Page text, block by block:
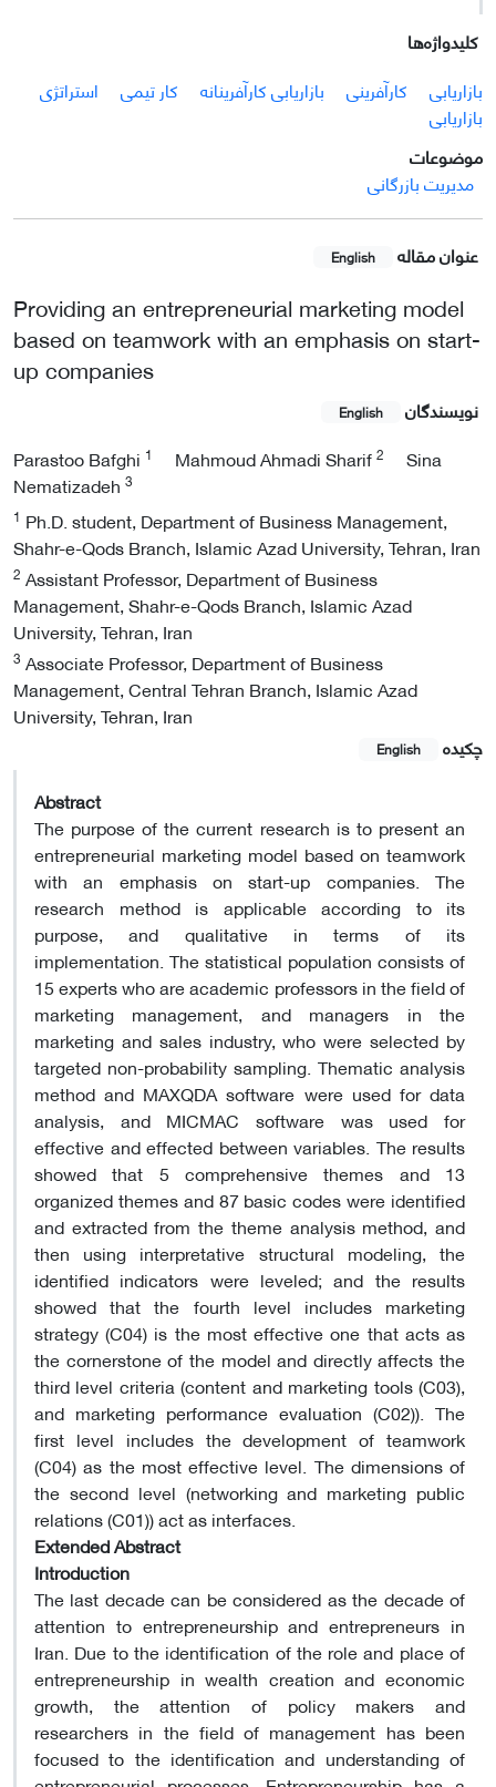
کلیدواژه‌ها
بازاریابی
کارآفرینی بازاریابی کارآفرینانه کار تیمی
استراتژی
بازاریابی
موضوعات
مدیریت بازرگانی
عنوان مقاله English
Providing an entrepreneurial marketing model
based on teamwork with an emphasis on start-
up companies
نویسندگان English
Parastoo Bafghi 1 Mahmoud Ahmadi Sharif2
Sina
Nematizadeh 3
1 Ph.D. student, Department of Business Management,
Shahr-e-Qods Branch, Islamic Azad University, Tehran, Iran
2 Assistant Professor, Department of Business
Management, Shahr-e-Qods Branch, Islamic Azad
University, Tehran, Iran
3 Associate Professor, Department of Business
Management, Central Tehran Branch, Islamic Azad
University, Tehran, Iran
چکیده
English
Abstract
The purpose of the current research is to present an
entrepreneurial marketing model based on teamwork
with an emphasis on start-up companies. The
research method is applicable according to its
purpose, and qualitative in terms of its
implementation. The statistical population consists of
15 experts who are academic professors in the field of
marketing management, and managers in the
marketing and sales industry, who were selected by
targeted non-probability sampling. Thematic analysis
method and MAXQDA software were used for data
analysis, and MICMAC software was used for
effective and effected between variables. The results
showed that 5 comprehensive themes and 13
organized themes and 87 basic codes were identified
and extracted from the theme analysis method, and
then using interpretative structural modeling, the
identified indicators were leveled; and the results
showed that the fourth level includes marketing
strategy (C04) is the most effective one that acts as
the cornerstone of the model and directly affects the
third level criteria (content and marketing tools (C03),
and marketing performance evaluation (C02)). The
first level includes the development of teamwork
(C04) as the most effective level. The dimensions of
the second level (networking and marketing public
relations (C01)) act as interfaces.
Extended Abstract
Introduction
The last decade can be considered as the decade of
attention to entrepreneurship and entrepreneurs in
Iran. Due to the identification of the role and place of
entrepreneurship in wealth creation and economic
growth, the attention of policy makers and
researchers in the field of management has been
focused to the identification and understanding of